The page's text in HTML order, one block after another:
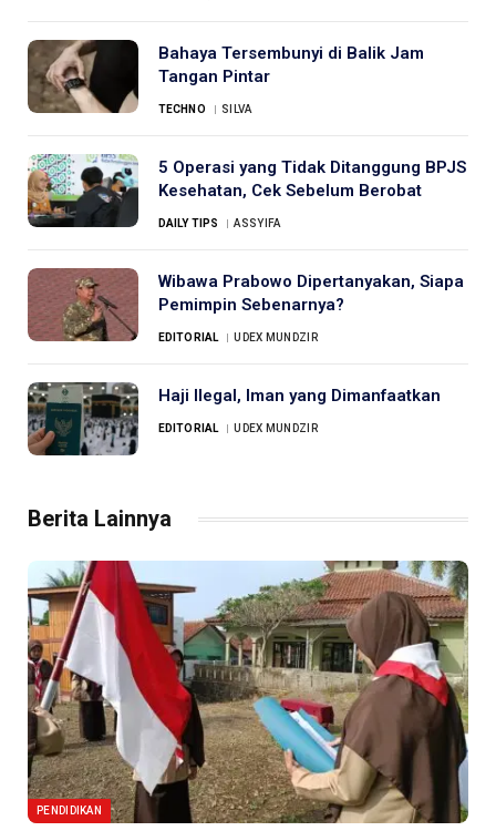
Bahaya Tersembunyi di Balik Jam
Tangan Pintar
TECHNO SILVA
5 Operasi yang Tidak Ditanggung BPJS
Kesehatan, Cek Sebelum Berobat
DAILY TIPS ASSYIFA
Wibawa Prabowo Dipertanyakan, Siapa
Pemimpin Sebenarnya?
EDITORIAL UDEX MUNDZIR
Haji Ilegal, Iman yang Dimanfaatkan
EDITORIAL UDEX MUNDZIR
Berita Lainnya
PENDIDIKAN